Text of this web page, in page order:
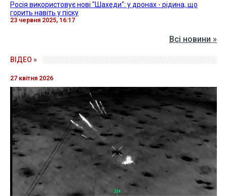
Росія використовує нові "Шахеди": у дронах - рідина, що
горить навіть у піску
23 червня 2025, 16:17
Всі новини »
ВІДЕО »
27 квітня 2026